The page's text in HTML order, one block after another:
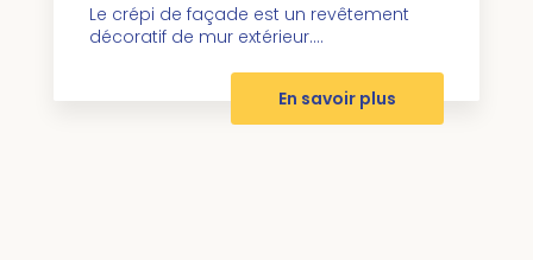
Le crépi de façade est un revêtement
décoratif de mur extérieur....
En savoir plus